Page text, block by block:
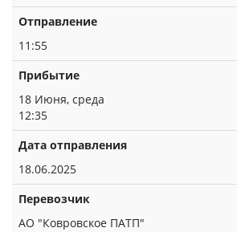
Отправление
11:55
Прибытие
18 Июня, среда
12:35
Дата отправления
18.06.2025
Перевозчик
АО "Ковровское ПАТП"